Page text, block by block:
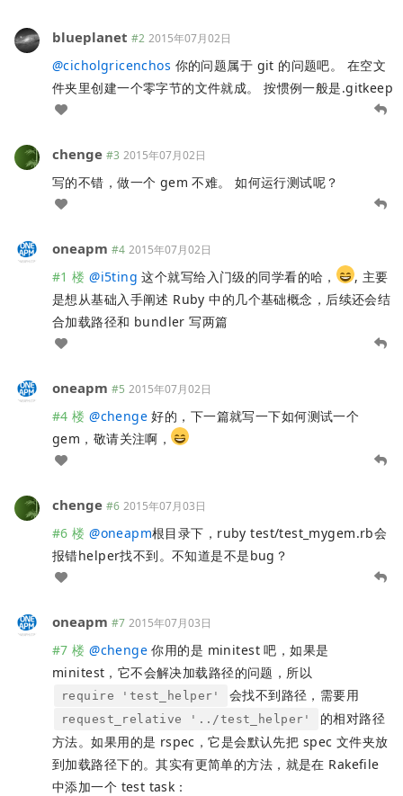
blueplanet #2 2015年07月02日
@cicholgricenchos 你的问题属于 git 的问题吧。 在空文
件夹里创建一个零字节的文件就成。 按惯例一般是.gitkeep
chenge #3 2015年07月02日
写的不错，做一个 gem 不难。 如何运行测试呢？
oneapm #4 2015年07月02日
#1 楼 @i5ting 这个就写给入门级的同学看的哈，
, 主要
是想从基础入手阐述 Ruby 中的几个基础概念，后续还会结
合加载路径和 bundler 写两篇
oneapm #5 2015年07月02日
#4 楼 @chenge 好的，下一篇就写一下如何测试一个
gem，敬请关注啊，
chenge #6 2015年07月03日
#6 楼 @oneapm根目录下，ruby test/test_mygem.rb会
报错helper找不到。不知道是不是bug？
oneapm #7 2015年07月03日
#7 楼 @chenge 你用的是 minitest 吧，如果是
minitest，它不会解决加载路径的问题，所以
require 'test_helper' 会找不到路径，需要用
request_relative '../test_helper'
的相对路径
方法。如果用的是 rspec，它是会默认先把 spec 文件夹放
到加载路径下的。其实有更简单的方法，就是在 Rakefile
中添加一个 test task：